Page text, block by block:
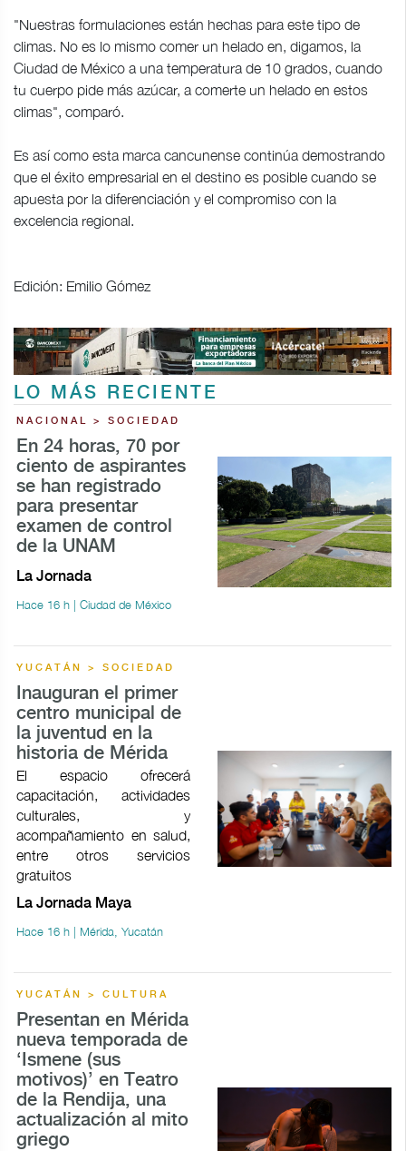
"Nuestras formulaciones están hechas para este tipo de
climas. No es lo mismo comer un helado en, digamos, la
Ciudad de México a una temperatura de 10 grados, cuando
tu cuerpo pide más azúcar, a comerte un helado en estos
climas", comparó.
Es así como esta marca cancunense continúa demostrando
que el éxito empresarial en el destino es posible cuando se
apuesta por la diferenciación y el compromiso con la
excelencia regional.
Edición: Emilio Gómez
LO MÁS RECIENTE
NACIONAL > SOCIEDAD
En 24 horas, 70 por
ciento de aspirantes
se han registrado
para presentar
examen de control
de la UNAM
La Jornada
Hace 16 h | Ciudad de México
YUCATÁN > SOCIEDAD
Inauguran el primer
centro municipal de
la juventud en la
historia de Mérida
El espacio ofrecerá
capacitación, actividades
culturales, y
acompañamiento en salud,
entre otros servicios
gratuitos
La Jornada Maya
Hace 16 h | Mérida, Yucatán
YUCATÁN > CULTURA
Presentan en Mérida
nueva temporada de
‘Ismene (sus
motivos)’ en Teatro
de la Rendija, una
actualización al mito
griego